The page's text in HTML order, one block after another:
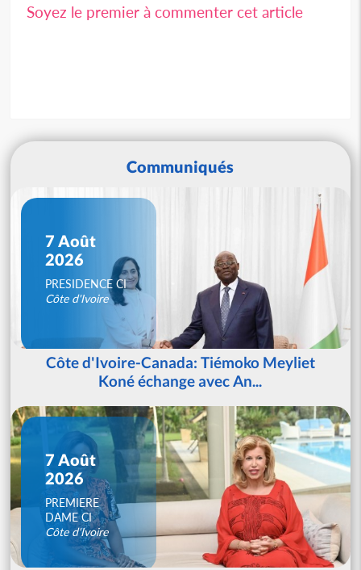
Soyez le premier à commenter cet article
Communiqués
7 Août
2026
PRESIDENCE CI
Côte d'Ivoire
Côte d'Ivoire-Canada: Tiémoko Meyliet
Koné échange avec An...
7 Août
2026
PREMIERE
DAME CI
Côte d'Ivoire